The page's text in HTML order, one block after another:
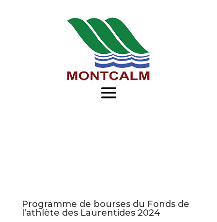
Programme de bourses du Fonds de
l’athlète des Laurentides 2024
m'abonne
Municipalité